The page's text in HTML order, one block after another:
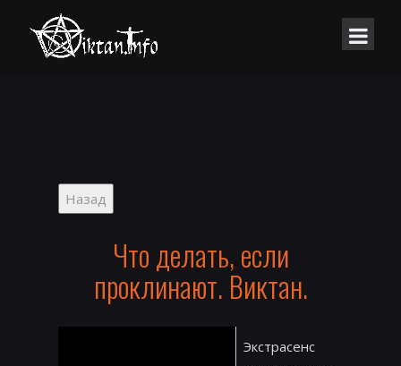
Что делать, если
проклинают. Виктан.
Экстрасенс